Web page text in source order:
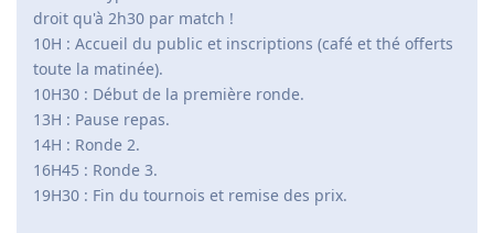
droit qu'à 2h30 par match !
10H : Accueil du public et inscriptions (café et thé offerts
toute la matinée).
10H30 : Début de la première ronde.
13H : Pause repas.
14H : Ronde 2.
16H45 : Ronde 3.
19H30 : Fin du tournois et remise des prix.